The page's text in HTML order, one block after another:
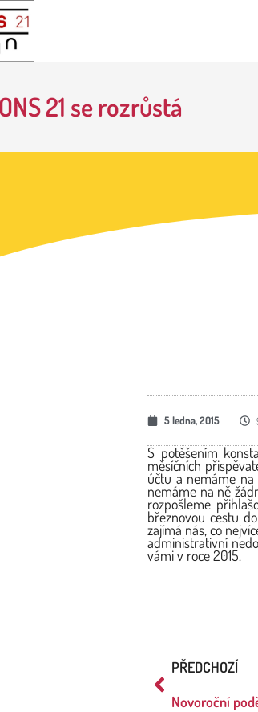
21 se rozrůstá
5 ledna, 2015
S potěšením
měsíčních
účtu a nemáme
nemáme na ně
rozpošleme
březnovou cestu
zajímá nás, co
administrativní
vámi v roce 2015.
PŘEDCHOZÍ
Novoroční